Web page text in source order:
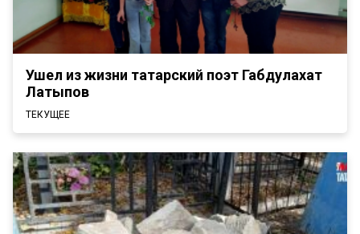
Ушел из жизни татарский поэт Габдулахат
Латыпов
ТЕКУЩЕЕ